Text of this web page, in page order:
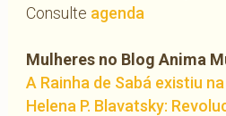
Consulte agenda
Mulheres no Blog Anima
A Rainha de Sabá existiu
Helena P. Blavatsky: